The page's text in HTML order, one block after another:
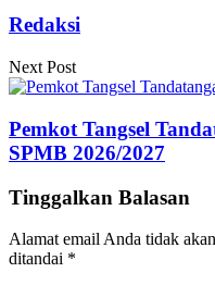
Redaksi
Next Post
Pemkot Tangsel
SPMB 2026/2027
Tinggalkan Balasan
Alamat email Anda tidak
ditandai *